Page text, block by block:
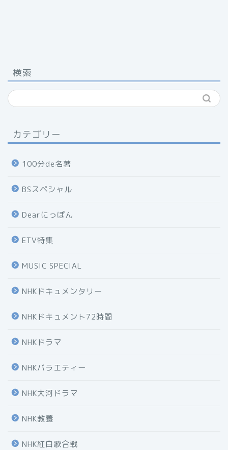
検索
カテゴリー
100分de名著
BSスペシャル
Dearにっぽん
ETV特集
MUSIC SPECIAL
NHKドキュメンタリー
NHKドキュメント72時間
NHKドラマ
NHKバラエティー
NHK大河ドラマ
NHK教養
NHK紅白歌合戦